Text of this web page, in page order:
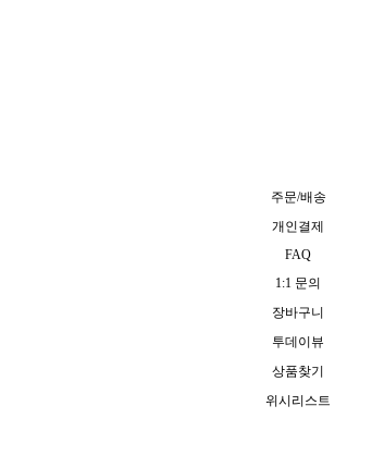
주문/배송
개인결제
FAQ
1:1 문의
장바구니
투데이뷰
상품찾기
위시리스트